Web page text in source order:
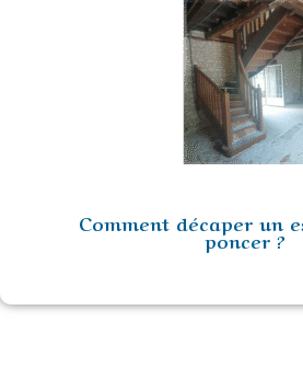
Comment décaper un
poncer ?